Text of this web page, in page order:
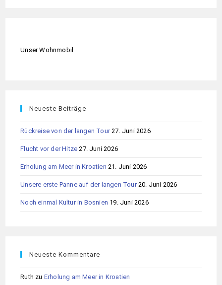
Unser Wohnmobil
Neueste Beiträge
Rückreise von der langen Tour 27. Juni 2026
Flucht vor der Hitze 27. Juni 2026
Erholung am Meer in Kroatien 21. Juni 2026
Unsere erste Panne auf der langen Tour 20. Juni 2026
Noch einmal Kultur in Bosnien 19. Juni 2026
Neueste Kommentare
Ruth zu Erholung am Meer in Kroatien